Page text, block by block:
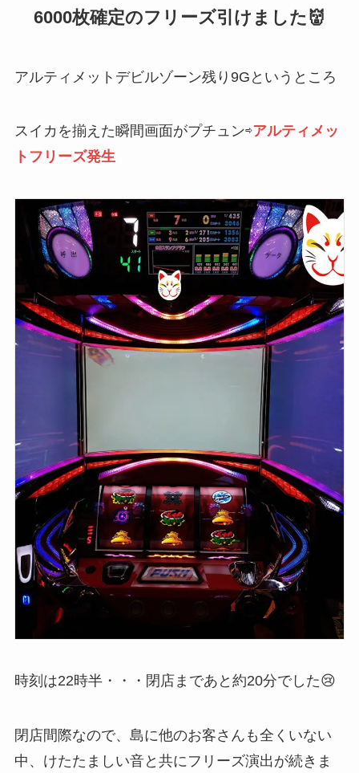
6000枚確定のフリーズ引けました👹
アルティメットデビルゾーン残り9Gというところ
スイカを揃えた瞬間画面がプチュン⇨アルティメッ
トフリーズ発生
時刻は22時半・・・閉店まであと約20分でした😢
閉店間際なので、島に他のお客さんも全くいない
中、けたたましい音と共にフリーズ演出が続きま